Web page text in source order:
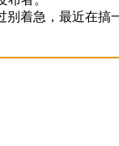
着急，最近在